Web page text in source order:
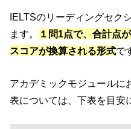
IELTSのリーディングセク
ます。
１問1点で、合計点
スコアが換算される形式で
アカデミックモジュールに
表については、下表を目安